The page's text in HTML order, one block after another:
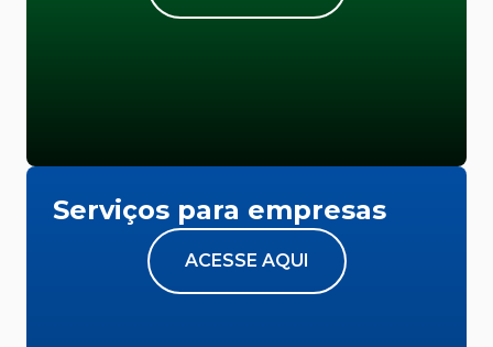
Serviços para empresas
ACESSE AQUI